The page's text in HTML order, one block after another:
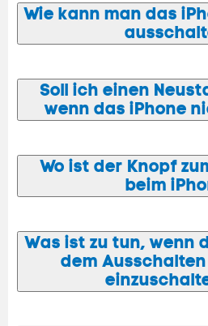
Wie kann man das
Soll ich einen
wenn das iPhone
Wo ist der Knopf
beim
Was ist zu tun, wenn
dem